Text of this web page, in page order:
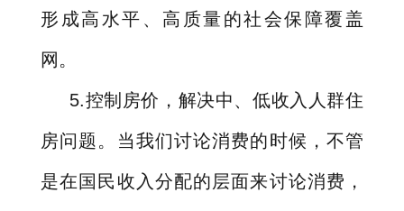
形成高水平、高质量的社会保障覆盖
网。
5.控制房价，解决中、低收入人群住
房问题。当我们讨论消费的时候，不管
是在国民收入分配的层面来讨论消费，